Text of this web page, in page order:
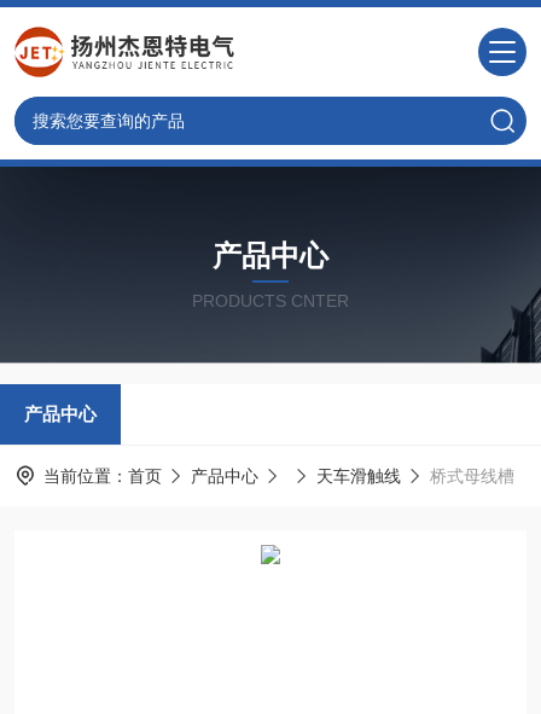
产品中心
PRODUCTS CNTER
产品中心
当前位置： 首页 产品中心 天车滑触线 桥式母线槽